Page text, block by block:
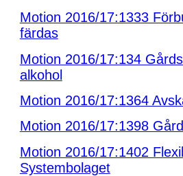
Motion 2016/17:1333
färdas
Motion 2016/17:134
alkohol
Motion 2016/17:1364
Motion 2016/17:1398
Motion 2016/17:1402
Systembolaget